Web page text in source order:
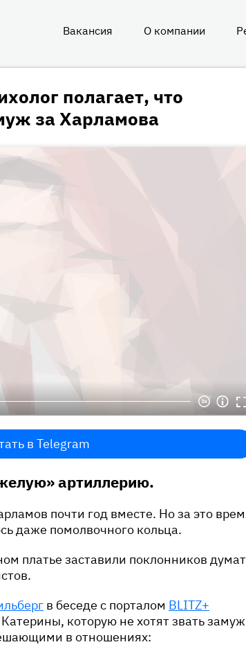
Вакансия О компании
полагает, что
за Харламова
в Telegram
артиллерию.
почти год вместе. Но за это
даже помолвочного кольца.
платье заставили поклонников
в беседе с порталом BLITZ+
которую не хотят звать
в отношениях: